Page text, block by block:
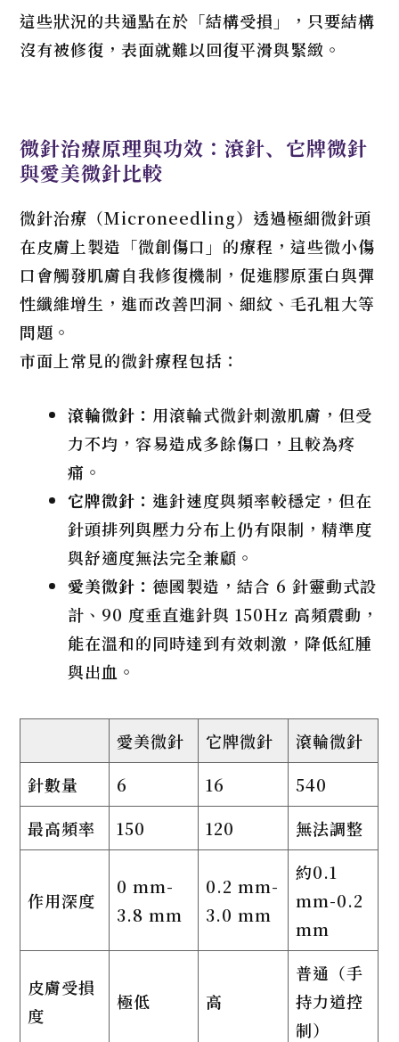
這些狀況的共通點在於「結構受損」，只要結構
沒有被修復，表面就難以回復平滑與緊緻。
微針治療原理與功效：滾針、它牌微針
與愛美微針比較
微針治療（Microneedling）透過極細微針頭
在皮膚上製造「微創傷口」的療程，這些微小傷
口會觸發肌膚自我修復機制，促進膠原蛋白與彈
性纖維增生，進而改善凹洞、細紋、毛孔粗大等
問題。
市面上常見的微針療程包括：
滾輪微針： 用滾輪式微針刺激肌膚，但受
力不均，容易造成多餘傷口，且較為疼
痛。
它牌微針： 進針速度與頻率較穩定，但在
針頭排列與壓力分布上仍有限制，精準度
與舒適度無法完全兼顧。
愛美微針：德國製造，結合 6 針靈動式設
計、90 度垂直進針與 150Hz 高頻震動，
能在溫和的同時達到有效刺激，降低紅腫
與出血。
愛美微針 它牌微針
滾輪微針
針數量
6 16
540
最高頻率
150 120 無法調整
作用深度
0 mm-
3.8 mm
0.2 mm-
3.0 mm
約0.1
mm-0.2
mm
皮膚受損
度
極低 高
普通（手
持力道控
制）